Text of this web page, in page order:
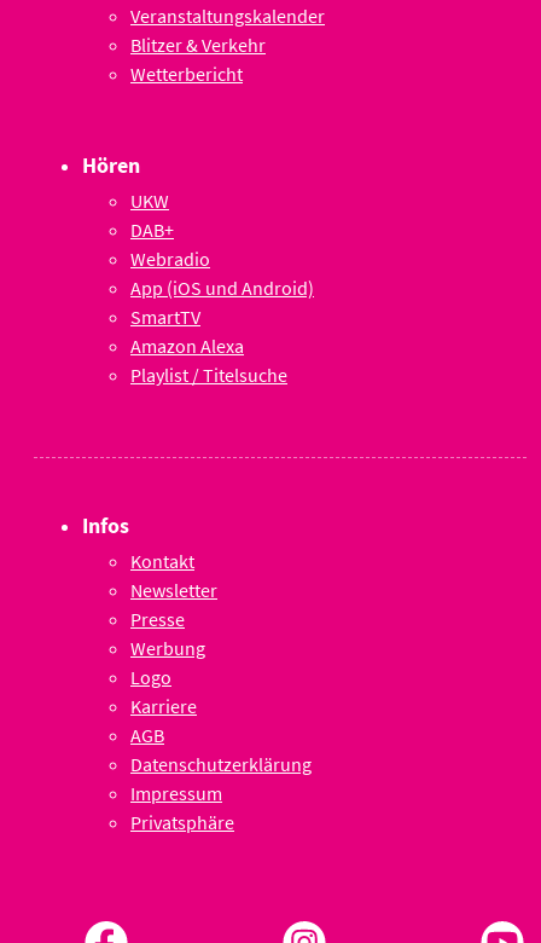
Veranstaltungskalender
Blitzer & Verkehr
Wetterbericht
Hören
UKW
DAB+
Webradio
App (iOS und Android)
SmartTV
Amazon Alexa
Playlist / Titelsuche
Infos
Kontakt
Newsletter
Presse
Werbung
Logo
Karriere
AGB
Datenschutzerklärung
Impressum
Privatsphäre